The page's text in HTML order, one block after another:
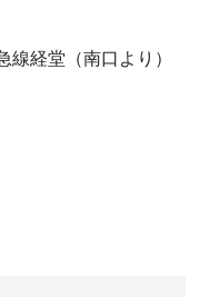
経堂（南口より）